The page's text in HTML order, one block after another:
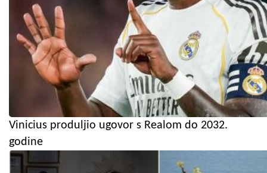
Vinicius produljio ugovor s Realom do 2032.
godine